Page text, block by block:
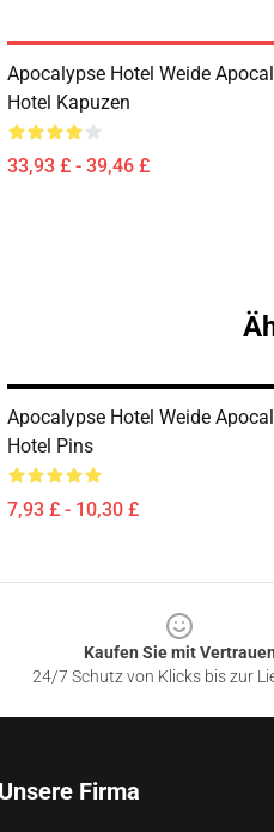
Apocalypse Hotel Weide
Hotel Kapuzen
33,93 £ - 39,46 £
Apocalypse Hotel Weide
Hotel Pins
7,93 £ - 10,30 £
Kaufen Sie mit Vertrauen
24/7 Schutz von Klicks bis zur
Unsere Firma